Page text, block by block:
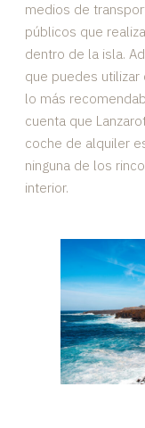
medios de
públicos que
dentro de la isla.
que puedes utilizar
lo más
cuenta que
coche de alquiler
ninguna de los
interior.